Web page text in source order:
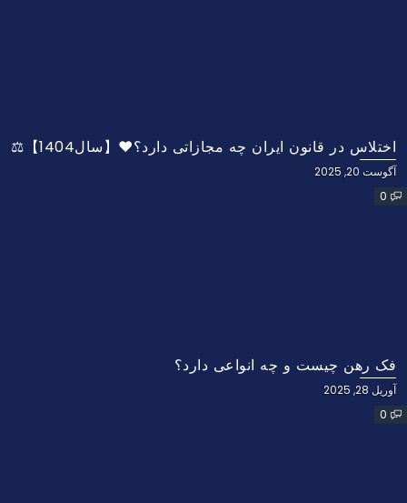
اختلاس در قانون ایران چه مجازاتی دارد؟❤️【سال1404】⚖️
آگوست 20, 2025
0
فک رهن چیست و چه انواعی دارد؟
آوریل 28, 2025
0